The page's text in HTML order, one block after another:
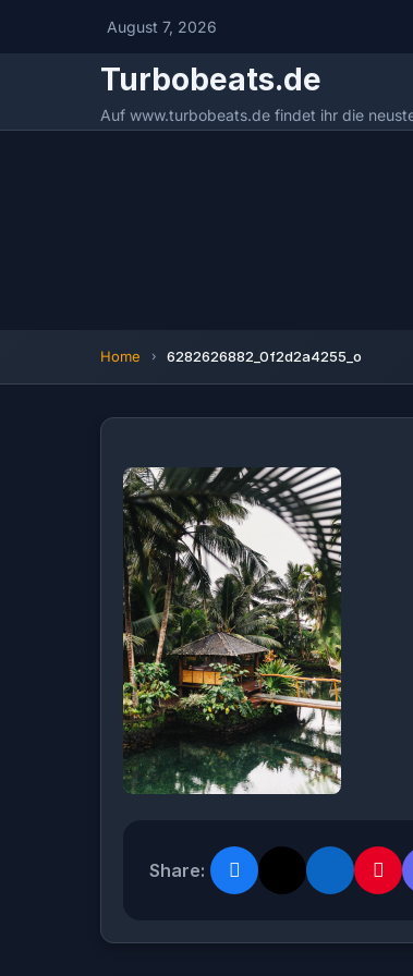
August 7, 2026
Turbobeats.de
Auf www.turbobeats.de findet ihr die
Home 6282626882_0f2d2a4255_o
Share: